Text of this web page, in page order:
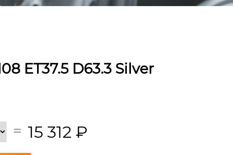
ET37.5 D63.3 Silver
15 312 ₽